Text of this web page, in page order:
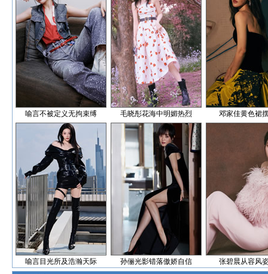
喻言不被定义无拘束缚 毛晓彤花海中明媚热烈 邓家佳黄色裙
喻言目光所及浩瀚天际 孙俪光影错落傲娇自信 张碧晨从容风